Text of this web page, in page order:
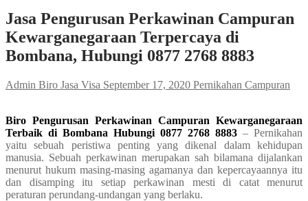
Jasa Pengurusan Perkawinan Campuran
Kewarganegaraan Terpercaya di
Bombana, Hubungi 0877 2768 8883
Admin Biro Jasa Visa September 17, 2020 Pernikahan Campuran
Biro Pengurusan Perkawinan Campuran Kewarganegaraan
Terbaik di Bombana Hubungi 0877 2768 8883 – Pernikahan
yaitu sebuah peristiwa penting yang dikenal dalam kehidupan
manusia. Sebuah perkawinan merupakan sah bilamana dijalankan
menurut hukum masing-masing agamanya dan kepercayaannya itu
dan disamping itu setiap perkawinan mesti di catat menurut
peraturan perundang-undangan yang berlaku.